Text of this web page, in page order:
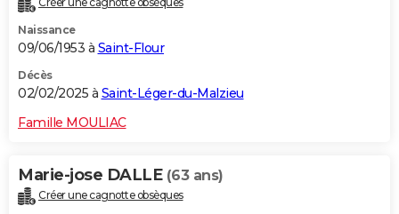
COPAINS D'AVANT
S'inscrire
Se connecter
Lycées
Collèges
Primaires
Universités
Entreprises
Service militaire
Avis de recherche
AVIS DE DÉCÈS
Naissance
09/06/1953 à Saint-Flour
Décès
02/02/2025 à Saint-Léger-du-Malzieu
Famille MOULIAC
Marie-jose DALLE (63 ans)
Créer une cagnotte obsèques